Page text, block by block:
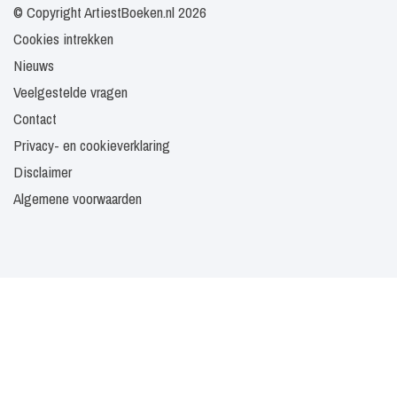
© Copyright ArtiestBoeken.nl 2026
Cookies intrekken
Nieuws
Veelgestelde vragen
Contact
Privacy- en cookieverklaring
Disclaimer
Algemene voorwaarden